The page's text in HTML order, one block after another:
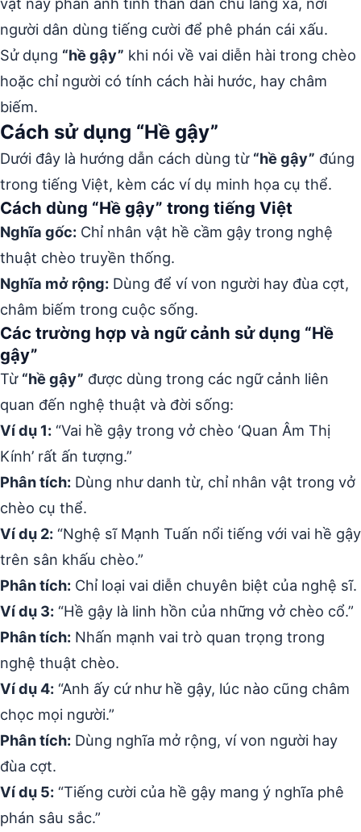
người dân dùng tiếng cười để phê phán cái xấu.
Sử dụng “hề gậy” khi nói về vai diễn hài trong chèo
hoặc chỉ người có tính cách hài hước, hay châm
biếm.
Cách sử dụng “Hề gậy”
Dưới đây là hướng dẫn cách dùng từ “hề gậy” đúng
trong tiếng Việt, kèm các ví dụ minh họa cụ thể.
Cách dùng “Hề gậy” trong tiếng Việt
Nghĩa gốc: Chỉ nhân vật hề cầm gậy trong nghệ
thuật chèo truyền thống.
Nghĩa mở rộng: Dùng để ví von người hay đùa cợt,
châm biếm trong cuộc sống.
Các trường hợp và ngữ cảnh sử dụng “Hề
gậy”
Từ “hề gậy” được dùng trong các ngữ cảnh liên
quan đến nghệ thuật và đời sống:
Ví dụ 1: “Vai hề gậy trong vở chèo ‘Quan Âm Thị
Kính’ rất ấn tượng.”
Phân tích: Dùng như danh từ, chỉ nhân vật trong vở
chèo cụ thể.
Ví dụ 2: “Nghệ sĩ Mạnh Tuấn nổi tiếng với vai hề gậy
trên sân khấu chèo.”
Phân tích: Chỉ loại vai diễn chuyên biệt của nghệ sĩ.
Ví dụ 3: “Hề gậy là linh hồn của những vở chèo cổ.”
Phân tích: Nhấn mạnh vai trò quan trọng trong
nghệ thuật chèo.
Ví dụ 4: “Anh ấy cứ như hề gậy, lúc nào cũng châm
chọc mọi người.”
Phân tích: Dùng nghĩa mở rộng, ví von người hay
đùa cợt.
Ví dụ 5: “Tiếng cười của hề gậy mang ý nghĩa phê
phán sâu sắc.”